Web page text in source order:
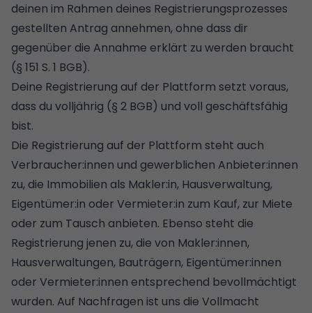
deinen im Rahmen deines Registrierungsprozesses
gestellten Antrag annehmen, ohne dass dir
gegenüber die Annahme erklärt zu werden braucht
(§ 151 S. 1 BGB).
Deine Registrierung auf der Plattform setzt voraus,
dass du volljährig (§ 2 BGB) und voll geschäftsfähig
bist.
Die Registrierung auf der Plattform steht auch
Verbraucher:innen und gewerblichen Anbieter:innen
zu, die Immobilien als Makler:in, Hausverwaltung,
Eigentümer:in oder Vermieter:in zum Kauf, zur Miete
oder zum Tausch anbieten. Ebenso steht die
Registrierung jenen zu, die von Makler:innen,
Hausverwaltungen, Bauträgern, Eigentümer:innen
oder Vermieter:innen entsprechend bevollmächtigt
wurden. Auf Nachfragen ist uns die Vollmacht